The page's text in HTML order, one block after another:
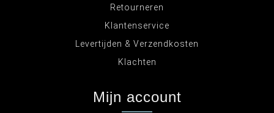
Retourneren
Klantenservice
Levertijden & Verzendkosten
Klachten
Mijn account